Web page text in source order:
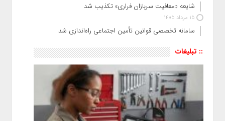
شایعه «معافیت سربازان فراری» تکذیب شد
15 مرداد 1405
سامانه تخصصی قوانین تأمین اجتماعی راه‌اندازی شد
:: تبلیغات